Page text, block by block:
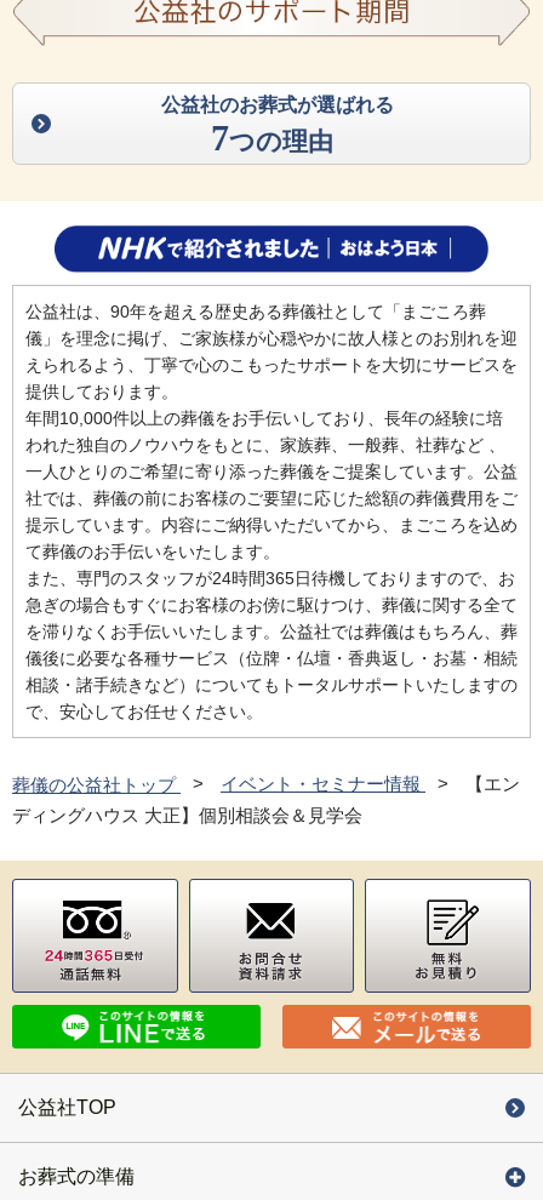
公益社のお葬式が選ばれる
7つの理由
公益社は、90年を超える歴史ある葬儀社として「まごころ葬
儀」を理念に掲げ、ご家族様が心穏やかに故人様とのお別れを迎
えられるよう、丁寧で心のこもったサポートを大切にサービスを
提供しております。
年間10,000件以上の葬儀をお手伝いしており、長年の経験に培
われた独自のノウハウをもとに、家族葬、一般葬、社葬など 、
一人ひとりのご希望に寄り添った葬儀をご提案しています。公益
社では、葬儀の前にお客様のご要望に応じた総額の葬儀費用をご
提示しています。内容にご納得いただいてから、まごころを込め
て葬儀のお手伝いをいたします。
また、専門のスタッフが24時間365日待機しておりますので、お
急ぎの場合もすぐにお客様のお傍に駆けつけ、葬儀に関する全て
を滞りなくお手伝いいたします。公益社では葬儀はもちろん、葬
儀後に必要な各種サービス（位牌・仏壇・香典返し・お墓・相続
相談・諸手続きなど）についてもトータルサポートいたしますの
で、安心してお任せください。
葬儀の公益社トップ イベント・セミナー情報
【エン
ディングハウス 大正】個別相談会＆見学会
公益社TOP
お葬式の準備